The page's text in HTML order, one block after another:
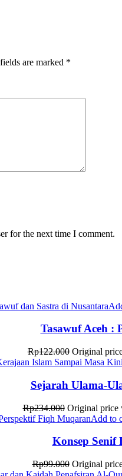
are marked *
for the next time I comment.
Tasawuf Aceh :
Rp122.000 Original
Sejarah Ulama-
Rp234.000 Original price
Add to
Konsep
Rp99.000 Original